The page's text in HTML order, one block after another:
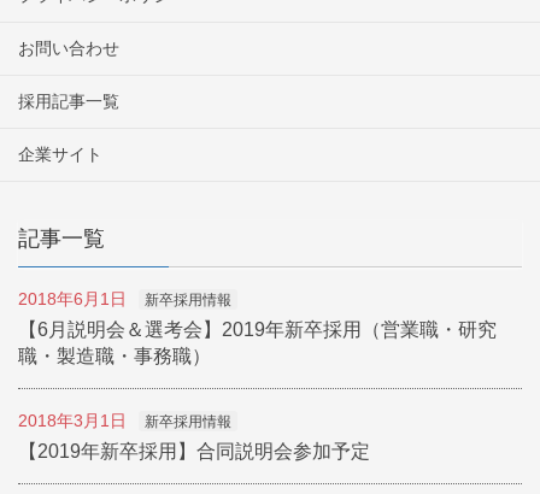
お問い合わせ
採用記事一覧
企業サイト
記事一覧
2018年6月1日 新卒採用情報
【6月説明会＆選考会】2019年新卒採用（営業職・研究
職・製造職・事務職）
2018年3月1日 新卒採用情報
【2019年新卒採用】合同説明会参加予定